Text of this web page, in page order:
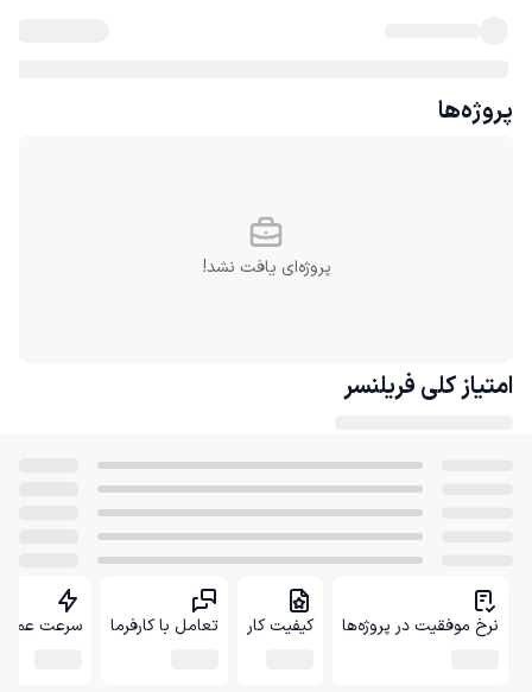
پروژه‌ها
پروژه‌ای یافت نشد!
امتیاز کلی فریلنسر
نرخ موفقیت در پروژه‌ها کیفیت کار تعامل با کارفرما سرعت عمل